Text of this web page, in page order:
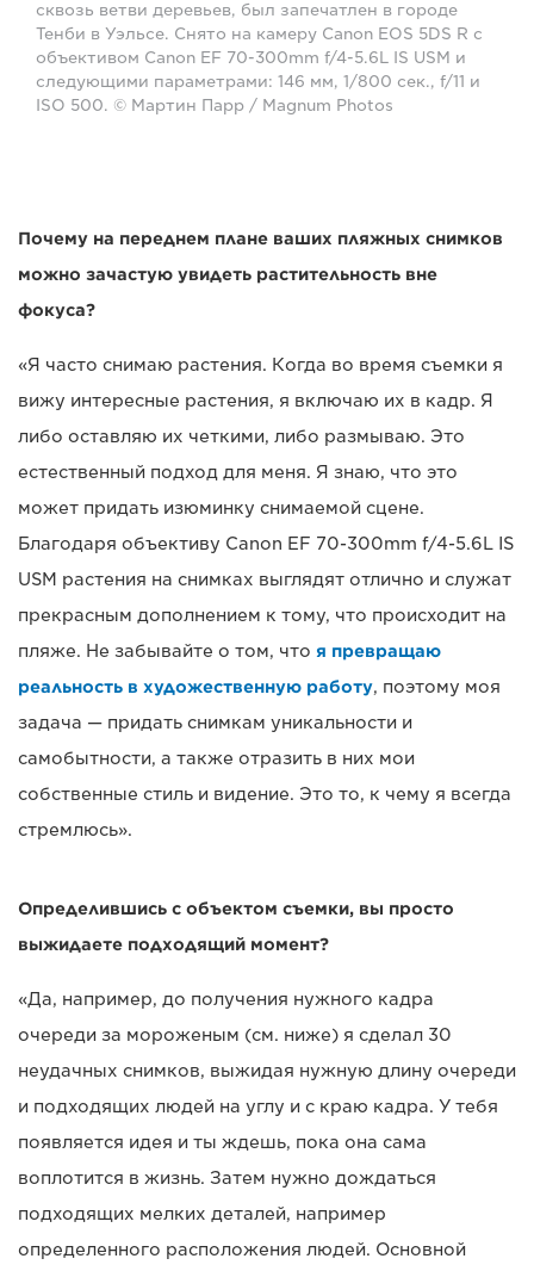
сквозь ветви деревьев, был запечатлен в городе
Тенби в Уэльсе. Снято на камеру Canon EOS 5DS R с
объективом Canon EF 70-300mm f/4-5.6L IS USM и
следующими параметрами: 146 мм, 1/800 сек., f/11 и
ISO 500. © Мартин Парр / Magnum Photos
Почему на переднем плане ваших пляжных снимков
можно зачастую увидеть растительность вне
фокуса?
«Я часто снимаю растения. Когда во время съемки я
вижу интересные растения, я включаю их в кадр. Я
либо оставляю их четкими, либо размываю. Это
естественный подход для меня. Я знаю, что это
может придать изюминку снимаемой сцене.
Благодаря объективу Canon EF 70-300mm f/4-5.6L IS
USM растения на снимках выглядят отлично и служат
прекрасным дополнением к тому, что происходит на
пляже. Не забывайте о том, что я превращаю
реальность в художественную работу, поэтому моя
задача — придать снимкам уникальности и
самобытности, а также отразить в них мои
собственные стиль и видение. Это то, к чему я всегда
стремлюсь».
Определившись с объектом съемки, вы просто
выжидаете подходящий момент?
«Да, например, до получения нужного кадра
очереди за мороженым (см. ниже) я сделал 30
неудачных снимков, выжидая нужную длину очереди
и подходящих людей на углу и с краю кадра. У тебя
появляется идея и ты ждешь, пока она сама
воплотится в жизнь. Затем нужно дождаться
подходящих мелких деталей, например
определенного расположения людей. Основной